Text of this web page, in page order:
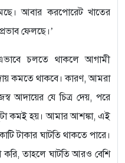
আবার করপোরেট খাতের
ফেলছে।’
চলতে থাকলে আগামী
কমতে থাকবে। কারণ, আমরা
আদায়ের যে চিত্র দেয়, পরে
কমই হয়। আমার আশঙ্কা, এই
টাকার ঘাটতি থাকতে পারে।
করি, তাহলে ঘাটতি আরও বেশি